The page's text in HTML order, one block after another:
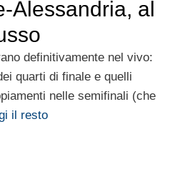
Alessandria, al
definitivamente nel vivo:
quarti di finale e quelli
nelle semifinali (che
il resto